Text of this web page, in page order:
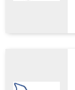
variaties.